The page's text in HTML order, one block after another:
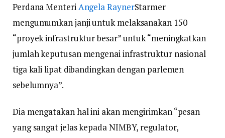
Perdana MenteriAngela RaynerStarmer
mengumumkan janji untuk melaksanakan 150
“proyek infrastruktur besar” untuk “meningkatkan
jumlah keputusan mengenai infrastruktur nasional
tiga kali lipat dibandingkan dengan parlemen
sebelumnya”.
Dia mengatakan hal ini akan mengirimkan “pesan
yang sangat jelas kepada NIMBY, regulator,